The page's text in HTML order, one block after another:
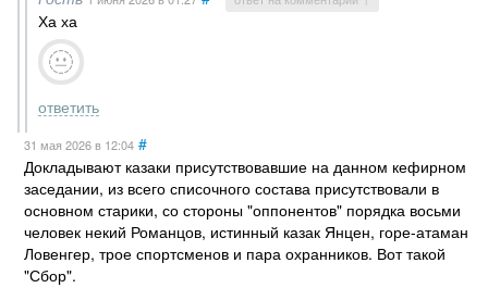
Ха ха
ответить
31 мая 2026в 12:04 #
Докладывают казаки присутствовавшие на данном кефирном
заседании, из всего списочного состава присутствовали в
основном старики, со стороны "оппонентов" порядка восьми
человек некий Романцов, истинный казак Янцен, горе-атаман
Ловенгер, трое спортсменов и пара охранников. Вот такой
"Сбор".